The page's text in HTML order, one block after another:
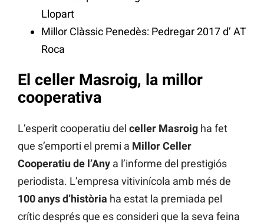
Llopart
Millor Clàssic Penedès: Pedregar 2017 d’ AT
Roca
El celler Masroig, la millor
cooperativa
L’esperit cooperatiu del celler Masroig ha fet
que s’emporti el premi a Millor Celler
Cooperatiu de l’Any a l’informe del prestigiós
periodista. L’empresa vitivinícola amb més de
100 anys d’història ha estat la premiada pel
crític després que es consideri que la seva feina